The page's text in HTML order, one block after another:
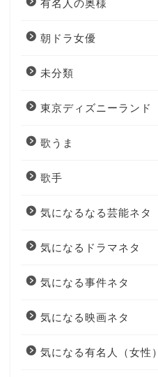
有名人の奥様
朝ドラ女優
未分類
東京ディズニーランド
歌うま
歌手
気になるなる芸能ネタ
気になるドラマネタ
気になる事件ネタ
気になる映画ネタ
気になる有名人（女性）